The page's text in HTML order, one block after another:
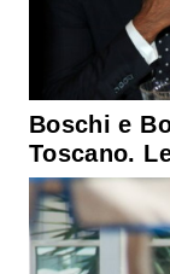
Boschi e
Toscano.